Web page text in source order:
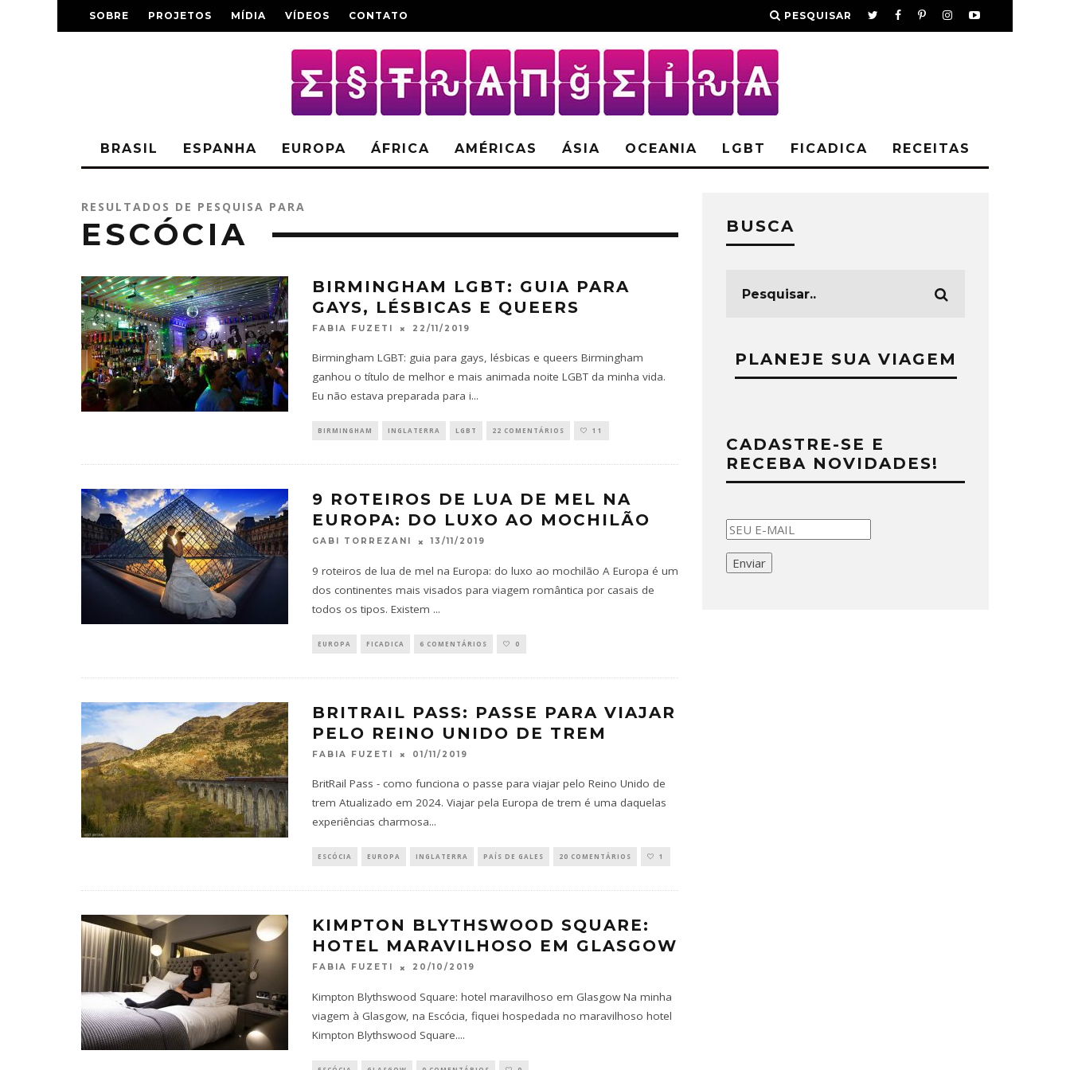
SOBRE PROJETOS MÍDIA VÍDEOS CONTATO PESQUISAR
BRASIL ESPANHA EUROPA ÁFRICA AMÉRICAS ÁSIA OCEANIA LGBT FICADICA RECEITAS
RESULTADOS DE PESQUISA PARA
ESCÓCIA
BIRMINGHAM LGBT: GUIA PARA
GAYS, LÉSBICAS E QUEERS
FABIA FUZETI 22/11/2019
Birmingham LGBT: guia para gays, lésbicas e queers Birmingham
ganhou o título de melhor e mais animada noite LGBT da minha vida.
Eu não estava preparada para i...
BIRMINGHAM INGLATERRA LGBT 22 COMENTÁRIOS 11
9 ROTEIROS DE LUA DE MEL NA
EUROPA: DO LUXO AO MOCHILÃO
GABI TORREZANI 13/11/2019
9 roteiros de lua de mel na Europa: do luxo ao mochilão A Europa é um
dos continentes mais visados para viagem romântica por casais de
todos os tipos. Existem ...
EUROPA FICADICA 6 COMENTÁRIOS 0
BRITRAIL PASS: PASSE PARA VIAJAR
PELO REINO UNIDO DE TREM
FABIA FUZETI 01/11/2019
BritRail Pass - como funciona o passe para viajar pelo Reino Unido de
trem Atualizado em 2024. Viajar pela Europa de trem é uma daquelas
experiências charmosa...
ESCÓCIA EUROPA INGLATERRA PAÍS DE GALES 20 COMENTÁRIOS 1
KIMPTON BLYTHSWOOD SQUARE:
HOTEL MARAVILHOSO EM GLASGOW
FABIA FUZETI 20/10/2019
Kimpton Blythswood Square: hotel maravilhoso em Glasgow Na minha
viagem à Glasgow, na Escócia, fiquei hospedada no maravilhoso hotel
Kimpton Blythswood Square....
BUSCA
PLANEJE SUA VIAGEM
CADASTRE-SE E
RECEBA NOVIDADES!